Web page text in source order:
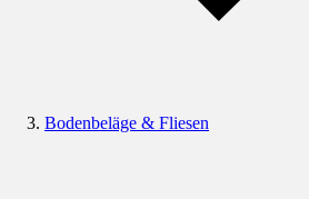
Bodenbeläge & Fliesen